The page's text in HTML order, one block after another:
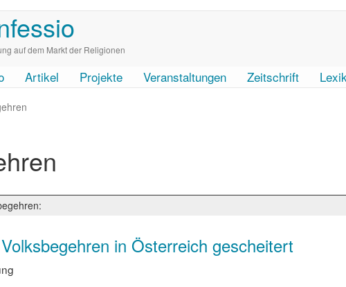
auf dem Markt der Religionen
Artikel Projekte Veranstaltungen Zeitschrift
in Österreich gescheitert